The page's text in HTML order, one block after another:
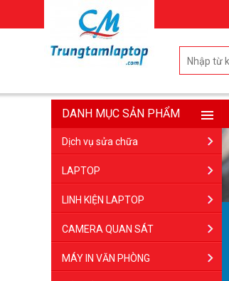
DANH MỤC SẢN PHẨM
Dịch vụ sửa chữa
LAPTOP
LINH KIỆN LAPTOP
CAMERA QUAN SÁT
MÁY IN VĂN PHÒNG